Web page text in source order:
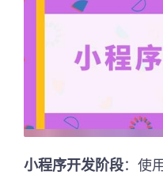
小程序开发阶段：使